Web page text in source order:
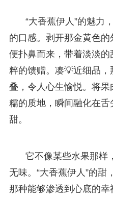
“大香蕉伊人”的魅力
的口感。剥开那金黄色
便扑鼻而来，带着淡淡
粹的馈赠。凑💡近细品
叠，令人心生愉悦。将
糯的质地，瞬间融化在
甜。
它不像某些水果那样
无味。“大香蕉伊人”的
那种能够渗透到心底的幸